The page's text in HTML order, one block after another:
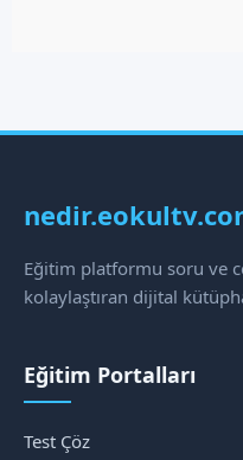
Eğitim platformu soru ve
kolaylaştıran dijital
Eğitim Portalları
Test Çöz